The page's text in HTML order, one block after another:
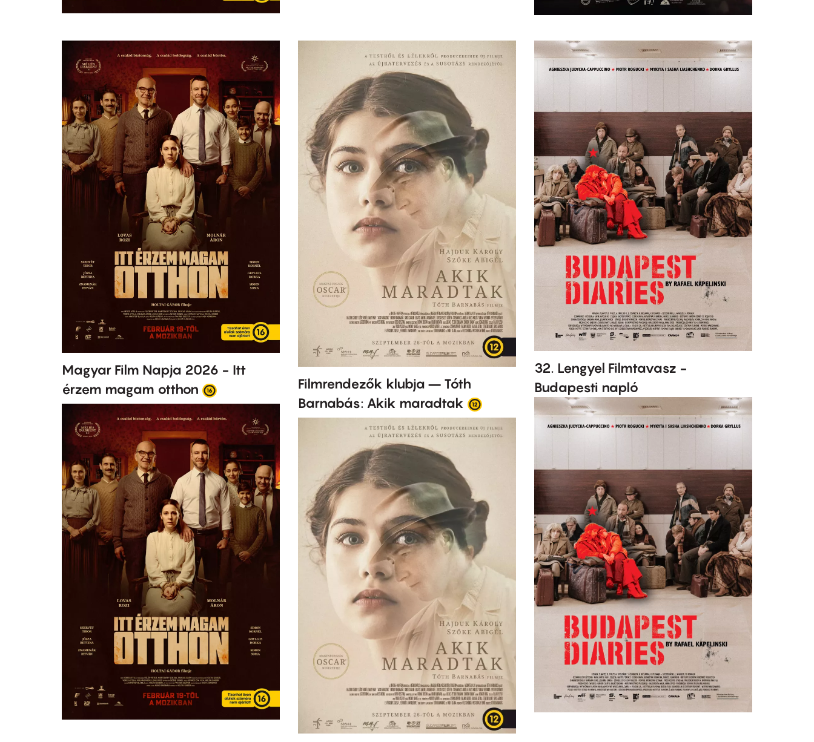
Magyar Film Napja 2026 - Itt
érzem magam otthon
Filmrendezők klubja – Tóth
Barnabás: Akik maradtak
32. Lengyel Filmtavasz -
Budapesti napló